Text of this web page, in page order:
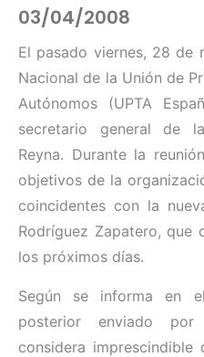
03/04/2008
El pasado viernes, 28 de
Nacional de la Unión de
Autónomos (UPTA
secretario general de
Reyna. Durante la
objetivos de la
coincidentes con la
Rodríguez Zapatero, que
los próximos días.
Según se informa en
posterior enviado por
considera imprescindible